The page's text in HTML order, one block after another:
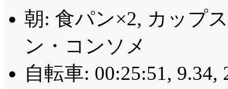
朝: 食パン×2, カップ
ン・コンソメ
自転車: 00:25:51, 9.34,